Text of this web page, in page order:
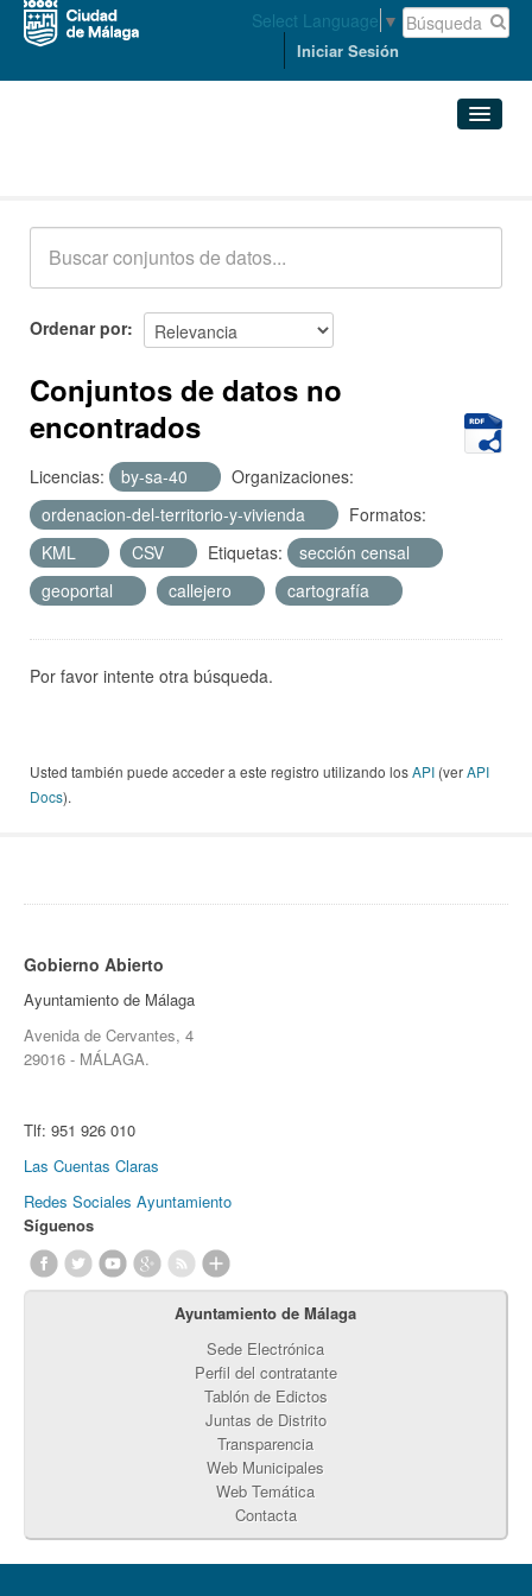
Select Language ▼
Iniciar Sesión
Acerca de
Ordenar por
Conjuntos de datos no
encontrados
Licencias: by-sa-40
Organizaciones:
ordenacion-del-territorio-y-vivienda
Formatos:
KML
CSV Etiquetas:
sección censal
geoportal
callejero cartografía
Por favor intente otra búsqueda.
Usted también puede acceder a este registro utilizando losAPI (verAPI
Docs).
Gobierno Abierto
Ayuntamiento de Málaga
Avenida de Cervantes, 4
29016 - MÁLAGA.
Tlf: 951 926 010
Las Cuentas Claras
Redes Sociales Ayuntamiento
Síguenos
Ayuntamiento de Málaga
Sede Electrónica
Perfil del contratante
Tablón de Edictos
Juntas de Distrito
Transparencia
Web Municipales
Web Temática
Contacta